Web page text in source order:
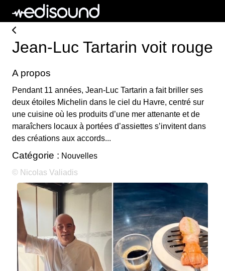
Jean-Luc Tartarin voit rouge
A propos
Pendant 11 années, Jean-Luc Tartarin a fait briller ses
deux étoiles Michelin dans le ciel du Havre, centré sur
une cuisine où les produits d’une mer attenante et de
maraîchers locaux à portées d’assiettes s’invitent dans
des créations aux accords...
Catégorie : Nouvelles
© Nicolas Valiadis